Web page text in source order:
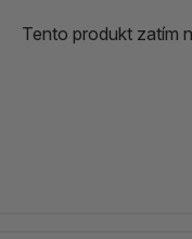
Tento produkt zatím